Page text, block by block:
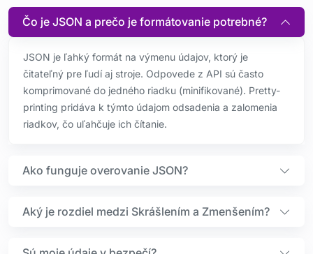
Čo je JSON a prečo je formátovanie potrebné?
JSON je ľahký formát na výmenu údajov, ktorý je
čitateľný pre ľudí aj stroje. Odpovede z API sú často
komprimované do jedného riadku (minifikované). Pretty-
printing pridáva k týmto údajom odsadenia a zalomenia
riadkov, čo uľahčuje ich čítanie.
Ako funguje overovanie JSON?
Aký je rozdiel medzi Skrášlením a Zmenšením?